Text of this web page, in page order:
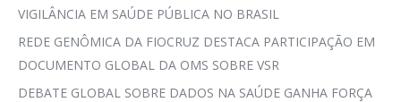
VIGILÂNCIA EM SAÚDE PÚBLICA NO BRASIL
REDE GENÔMICA DA FIOCRUZ DESTACA PARTICIPAÇÃO EM
DOCUMENTO GLOBAL DA OMS SOBRE VSR
DEBATE GLOBAL SOBRE DADOS NA SAÚDE GANHA FORÇA